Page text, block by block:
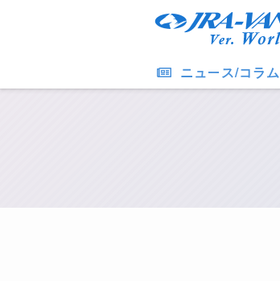
ニュース/コラム